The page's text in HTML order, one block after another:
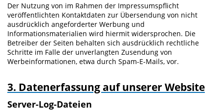
Der Nutzung von im Rahmen der Impressumspflicht
veröffentlichten Kontaktdaten zur Übersendung von nicht
ausdrücklich angeforderter Werbung und
Informationsmaterialien wird hiermit widersprochen. Die
Betreiber der Seiten behalten sich ausdrücklich rechtliche
Schritte im Falle der unverlangten Zusendung von
Werbeinformationen, etwa durch Spam-E-Mails, vor.
3. Datenerfassung auf unserer Website
Server-Log-Dateien